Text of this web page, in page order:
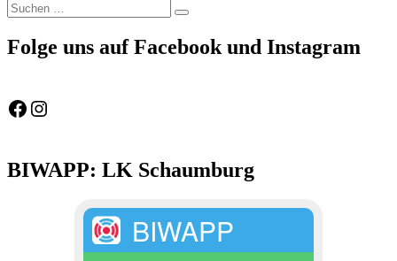
Suchen
nach:
Suchen
Folge uns auf Facebook und Instagram
Feuerwehr Gemeinde Wölpinghausen
fw_gemeinde_woelpinghausen
BIWAPP: LK Schaumburg
BIWAPP